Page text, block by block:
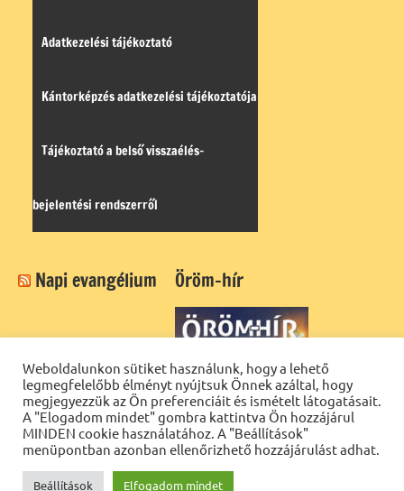
Adatkezelési tájékoztató
Kántorképzés adatkezelési tájékoztatója
Tájékoztató a belső visszaélés-
bejelentési rendszerről
Napi evangélium Öröm-hír
Weboldalunkon sütiket használunk, hogy a lehető
legmegfelelőbb élményt nyújtsuk Önnek azáltal, hogy
megjegyezzük az Ön preferenciáit és ismételt látogatásait.
A "Elogadom mindet" gombra kattintva Ön hozzájárul
MINDEN cookie használatához. A "Beállítások"
menüpontban azonban ellenőrizhető hozzájárulást adhat.
Beállítások Elfogadom mindet